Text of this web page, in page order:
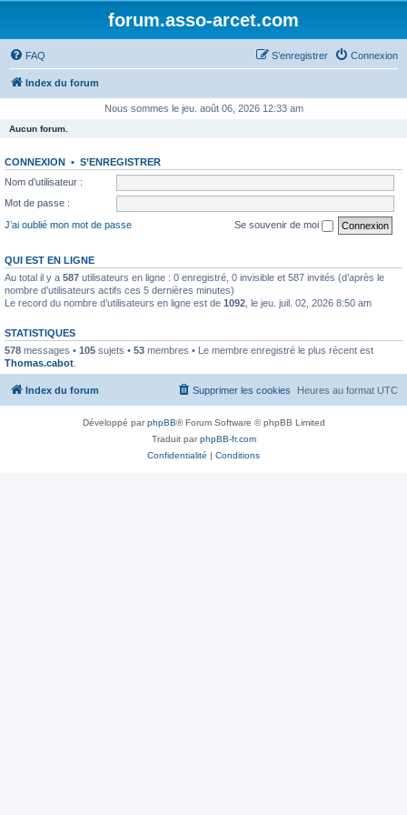
forum.asso-arcet.com
FAQ Connexion
S’enregistrer
Index du forum
Nous sommes le jeu. août 06, 2026 12:33 am
Aucun forum.
CONNEXION • S’ENREGISTRER
Nom d’utilisateur :
Mot de passe :
J’ai oublié mon mot de passe
Se souvenir de moi
QUI EST EN LIGNE
Au total il y a 587 utilisateurs en ligne : 0 enregistré, 0 invisible et 587 invités (d’après le
nombre d’utilisateurs actifs ces 5 dernières minutes)
Le record du nombre d’utilisateurs en ligne est de 1092 , le jeu. juil. 02, 2026 8:50 am
STATISTIQUES
578 messages • 105 sujets • 53 membres • Le membre enregistré le plus récent est
Thomas.cabot
Index du forum Heures au format UTC
Supprimer les cookies
Développé parphpBB® Forum Software © phpBB Limited
Traduit parphpBB-fr.com
Confidentialité | Conditions